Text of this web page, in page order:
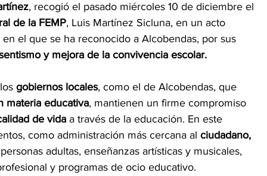
, recogió el pasado miércoles 10 de diciembre el
de la FEMP, Luis Martínez Sicluna, en un acto
el que se ha reconocido a Alcobendas, por sus
y mejora de la convivencia escolar.
gobiernos locales, como el de Alcobendas, que
materia educativa, mantienen un firme compromiso
de vida a través de la educación. En este
como administración más cercana al ciudadano,
adultas, enseñanzas artísticas y musicales,
y programas de ocio educativo.